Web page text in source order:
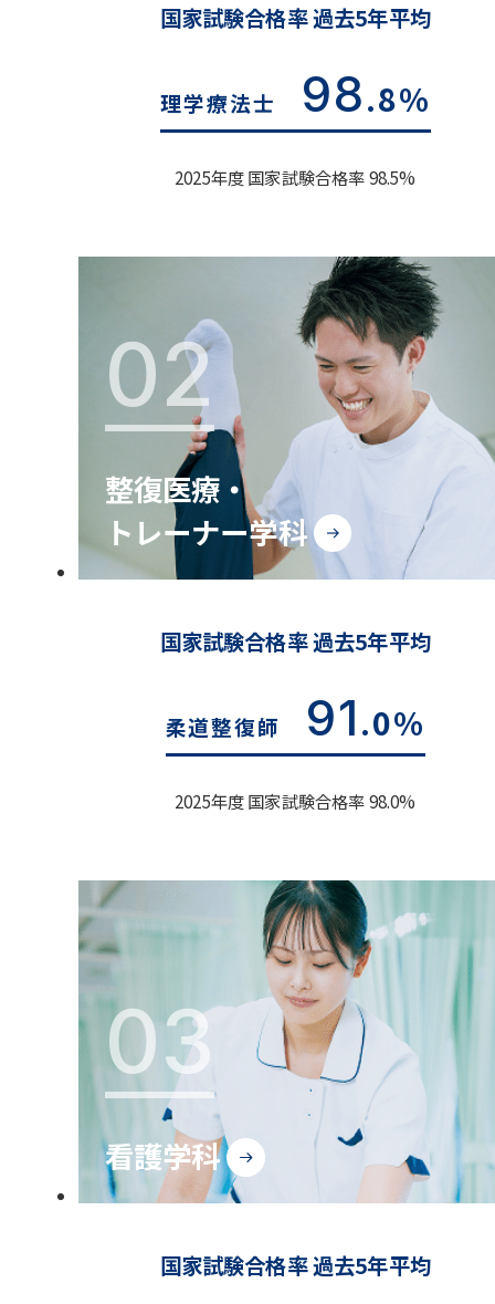
国家試験合格率 過去5年平均
理学療法士 98.8%
2025年度 国家試験合格率 98.5%
02
整復医療・
トレーナー学科
国家試験合格率 過去5年平均
柔道整復師 91.0%
2025年度 国家試験合格率 98.0%
03
看護学科
国家試験合格率 過去5年平均